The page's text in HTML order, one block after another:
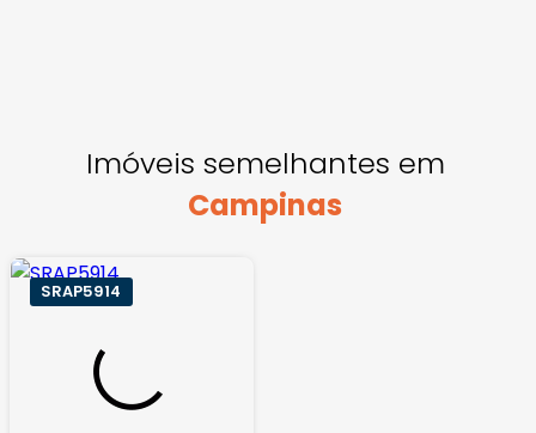
Imóveis semelhantes em
Campinas
SRAP5914